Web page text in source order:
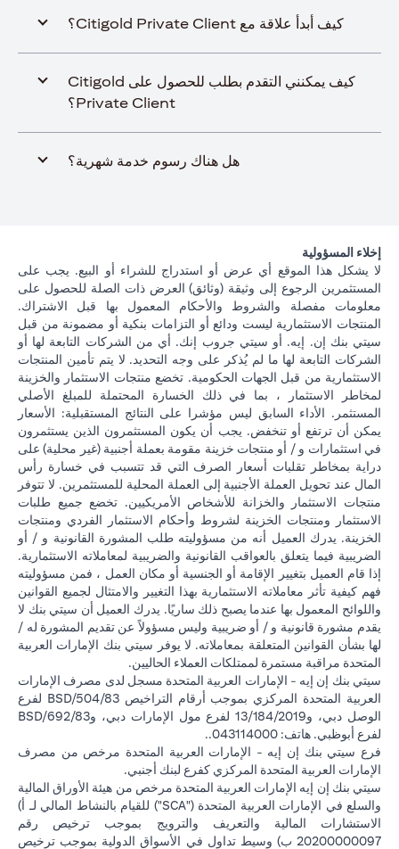
كيف أبدأ علاقة مع Citigold Private Client؟
كيف يمكنني التقدم بطلب للحصول على Citigold
Private Client؟
هل هناك رسوم خدمة شهرية؟
إخلاء المسؤولية
لا يشكل هذا الموقع أي عرض أو استدراج للشراء أو البيع. يجب على
المستثمرين الرجوع إلى وثيقة (وثائق) العرض ذات الصلة للحصول على
معلومات مفصلة والشروط والأحكام المعمول بها قبل الاشتراك.
المنتجات الاستثمارية ليست ودائع أو التزامات بنكية أو مضمونة من قبل
سيتي بنك إن. إيه. أو سيتي جروب إنك. أي من الشركات التابعة لها أو
الشركات التابعة لها ما لم يُذكر على وجه التحديد. لا يتم تأمين المنتجات
الاستثمارية من قبل الجهات الحكومية. تخضع منتجات الاستثمار والخزينة
لمخاطر الاستثمار ، بما في ذلك الخسارة المحتملة للمبلغ الأصلي
المستثمر. الأداء السابق ليس مؤشرا على النتائج المستقبلية: الأسعار
يمكن أن ترتفع أو تنخفض. يجب أن يكون المستثمرون الذين يستثمرون
في استثمارات و / أو منتجات خزينة مقومة بعملة أجنبية (غير محلية) على
دراية بمخاطر تقلبات أسعار الصرف التي قد تتسبب في خسارة رأس
المال عند تحويل العملة الأجنبية إلى العملة المحلية للمستثمرين. لا تتوفر
منتجات الاستثمار والخزانة للأشخاص الأمريكيين. تخضع جميع طلبات
الاستثمار ومنتجات الخزينة لشروط وأحكام الاستثمار الفردي ومنتجات
الخزينة. يدرك العميل أنه من مسؤوليته طلب المشورة القانونية و / أو
الضريبية فيما يتعلق بالعواقب القانونية والضريبية لمعاملاته الاستثمارية.
إذا قام العميل بتغيير الإقامة أو الجنسية أو مكان العمل ، فمن مسؤوليته
فهم كيفية تأثر معاملاته الاستثمارية بهذا التغيير والامتثال لجميع القوانين
واللوائح المعمول بها عندما يصبح ذلك ساريًا. يدرك العميل أن سيتي بنك لا
يقدم مشورة قانونية و / أو ضريبية وليس مسؤولاً عن تقديم المشورة له /
لها بشأن القوانين المتعلقة بمعاملاته. لا يوفر سيتي بنك الإمارات العربية
المتحدة مراقبة مستمرة لممتلكات العملاء الحاليين.
سيتي بنك إن إيه - الإمارات العربية المتحدة مسجل لدى مصرف الإمارات
العربية المتحدة المركزي بموجب أرقام التراخيص BSD/504/83 لفرع
الوصل دبي، و13/184/2019 لفرع مول الإمارات دبي، وBSD/692/83
لفرع أبوظبي. هاتف: 043114000..
فرع سيتي بنك إن إيه - الإمارات العربية المتحدة مرخص من مصرف
الإمارات العربية المتحدة المركزي كفرع لبنك أجنبي.
سيتي بنك إن إيه الإمارات العربية المتحدة مرخص من هيئة الأوراق المالية
والسلع في الإمارات العربية المتحدة ("SCA") للقيام بالنشاط المالي لـ أ)
الاستشارات المالية والتعريف والترويج بموجب ترخيص رقم
20200000097 ب) وسيط تداول في الأسواق الدولية بموجب ترخيص